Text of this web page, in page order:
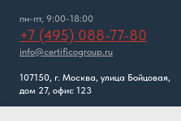
пн-пт, 9:00-18:00
+7 (495) 088-77-80
info@certificogroup.ru
107150, г. Москва, улица Бойцовая,
дом 27, офис 123